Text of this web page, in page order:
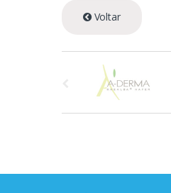
Voltar
i